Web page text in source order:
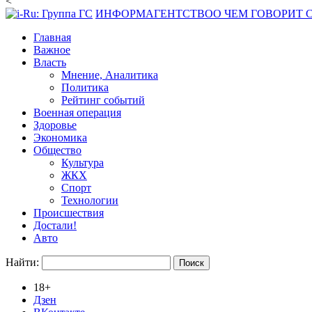
ИНФОРМАГЕНТСТВОО ЧЕМ ГОВОРИТ
Главная
Важное
Власть
Мнение, Аналитика
Политика
Рейтинг событий
Военная операция
Здоровье
Экономика
Общество
Культура
ЖКХ
Спорт
Технологии
Происшествия
Достали!
Авто
Найти:
18+
Дзен